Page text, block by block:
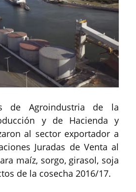
de Agroindustria de la
y de Hacienda y
al sector exportador a
Juradas de Venta al
maíz, sorgo, girasol, soja
de la cosecha 2016/17.